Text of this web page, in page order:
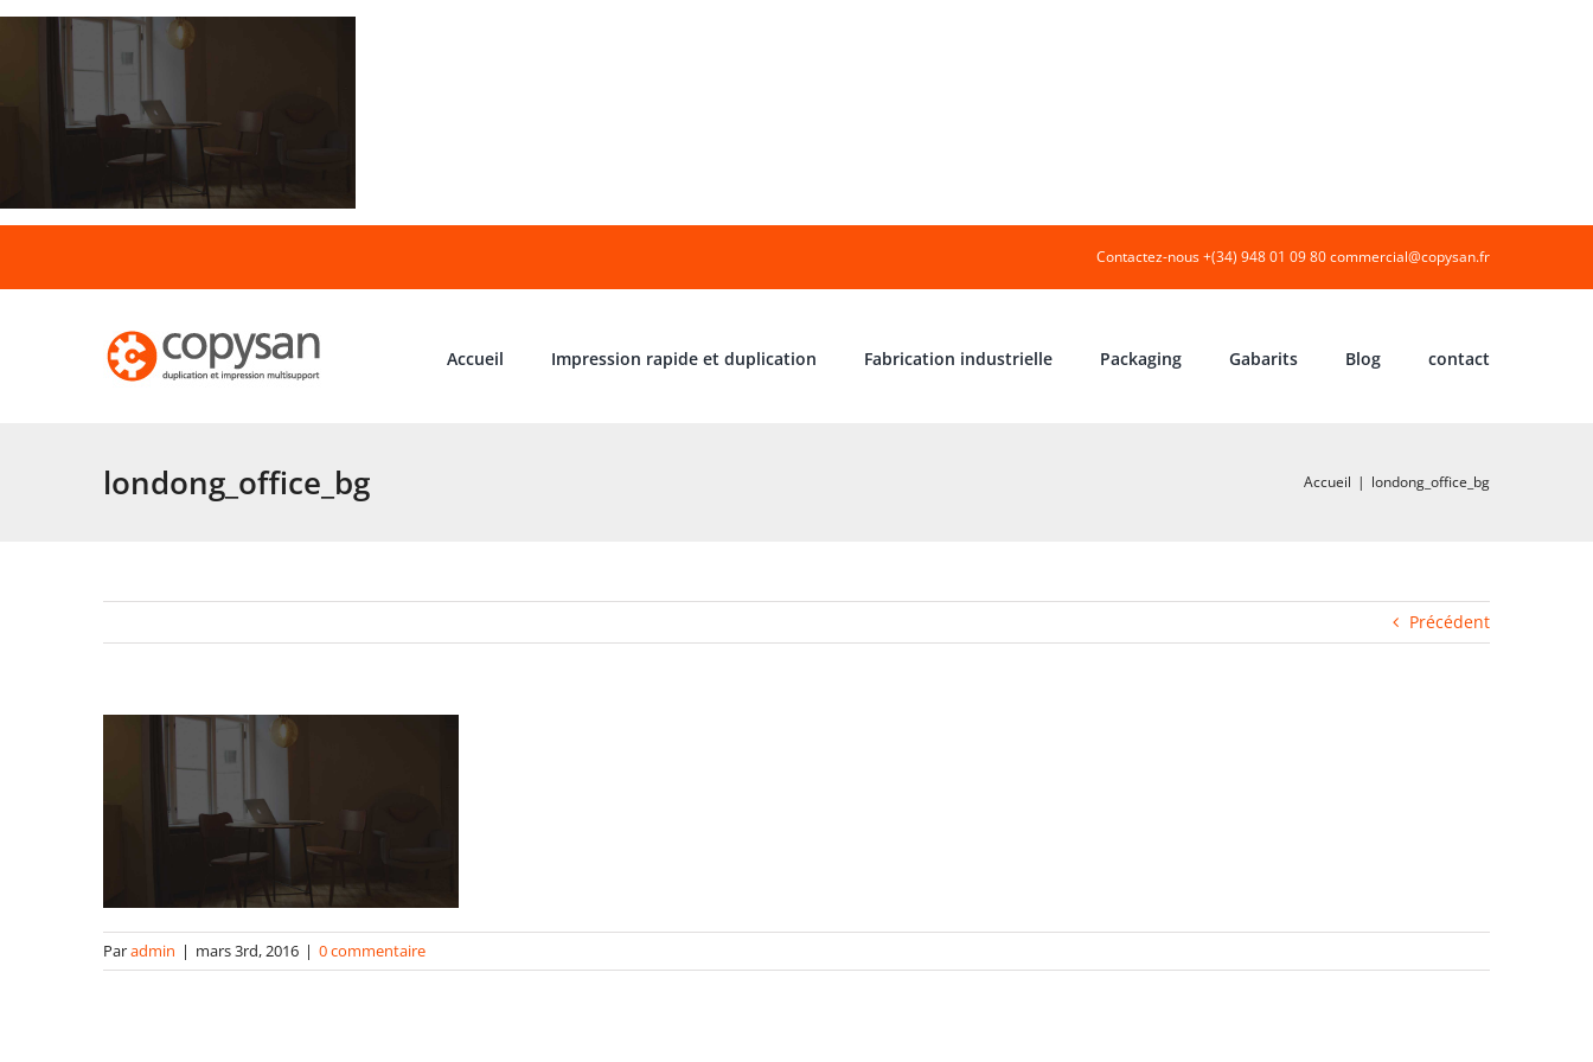
Passer
Contactez-nous +(34) 948 01 09 80commercial@copysan.fr
Accueil Impression rapide et duplication Fabrication industrielle Packaging Gabarits Blog contact
londong_office_bg Accueil | londong_office_bg
Précédent
Paradmin | mars 3rd, 2016 | 0 commentaire